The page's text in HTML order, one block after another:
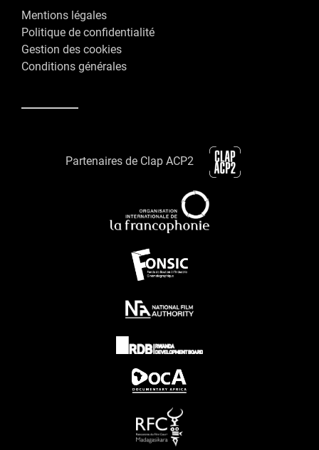
Mentions légales
Politique de confidentialité
Gestion des cookies
Conditions générales
Partenaires de Clap ACP2